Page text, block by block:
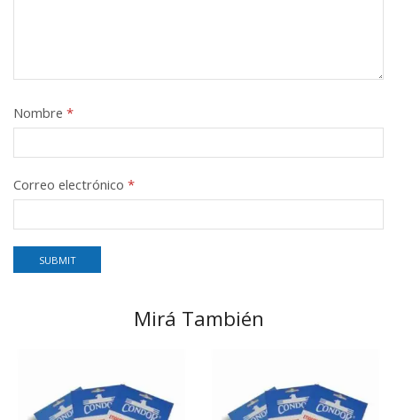
Nombre *
Correo electrónico *
Mirá También